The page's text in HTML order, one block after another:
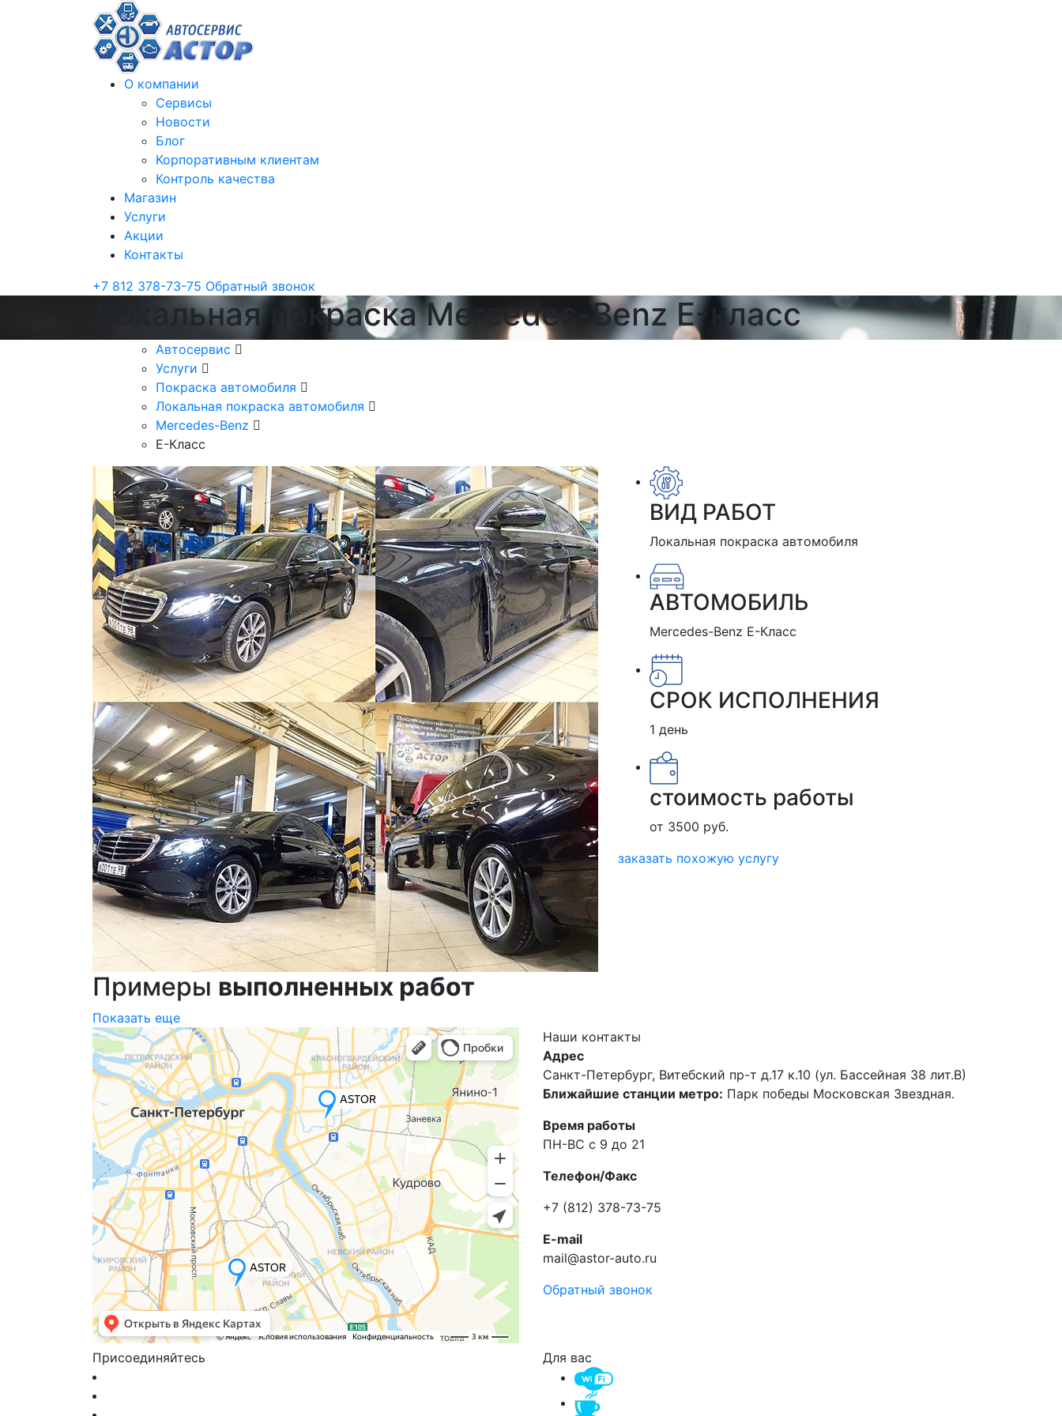
О компании
Сервисы
Новости
Блог
Корпоративным клиентам
Контроль качества
Магазин
Услуги
Акции
Контакты
+7 812 378-73-75 Обратный звонок
Локальная покраска Mercedes-Benz E-класс
Автосервис
Услуги
Покраска автомобиля
Локальная покраска автомобиля
Mercedes-Benz
Е-Класс
ВИД РАБОТ
Локальная покраска автомобиля
АВТОМОБИЛЬ
Mercedes-Benz E-Класс
СРОК ИСПОЛНЕНИЯ
1 день
стоимость работы
от 3500 руб.
заказать похожую услугу
Примеры выполненных работ
Показать еще
Наши контакты
Адрес
Санкт-Петербург, Витебский пр-т д.17 к.10 (ул. Бассейная 38 лит.В)
Ближайшие станции метро: Парк победы Московская Звездная.
Время работы
ПН-ВС с 9 до 21
Телефон/Факс
+7 (812) 378-73-75
E-mail
mail@astor-auto.ru
Обратный звонок
Присоединяйтесь Для вас